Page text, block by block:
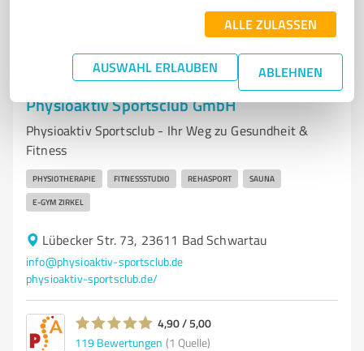
ALLE ZULASSEN
AUSWAHL ERLAUBEN ABLEHNEN
Ärzte & Heilpraktiker
Physioaktiv Sportsclub GmbH
Physioaktiv Sportsclub - Ihr Weg zu Gesundheit &
Fitness
PHYSIOTHERAPIE FITNESSSTUDIO REHASPORT SAUNA
E-GYM ZIRKEL
Lübecker Str. 73, 23611 Bad Schwartau
info@physioaktiv-sportsclub.de
physioaktiv-sportsclub.de/
4,90 / 5,00
119 Bewertungen (1 Quelle)